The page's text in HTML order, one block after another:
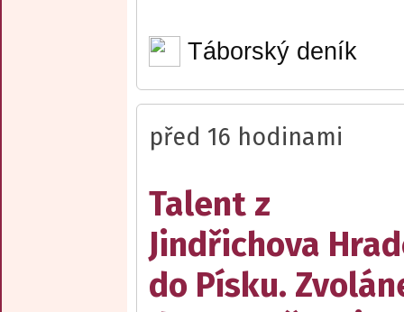
Táborský deník
před 16 hodinami
Talent z
Jindřichova
do Písku.